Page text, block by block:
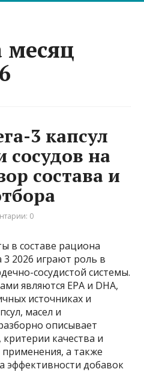
месяц
3 капсул
сосудов на
состава и
0
в составе рациона
3 2026 играют роль в
сосудистой системы.
являются EPA и DHA,
источниках и
масел и
описывает
качества и
а также
добавок